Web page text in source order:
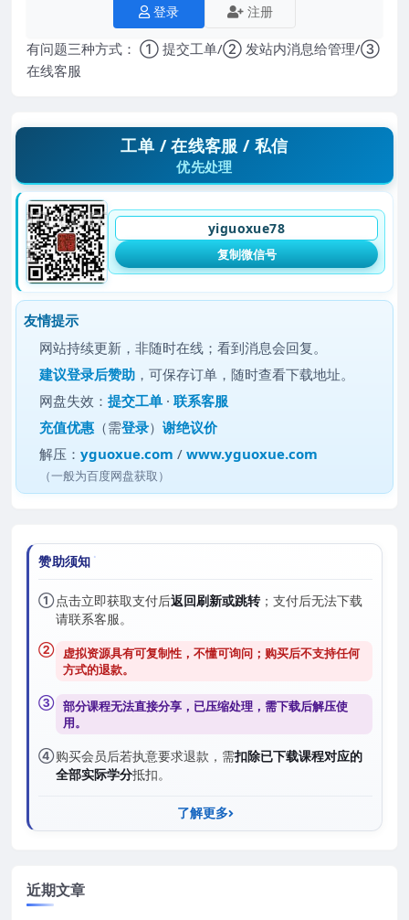
登录 注册
有问题三种方式： ① 提交工单/② 发站内消息给管理/③
在线客服
工单 / 在线客服 / 私信
优先处理
yiguoxue78
复制微信号
友情提示
网站持续更新，非随时在线；看到消息会回复。
建议登录后赞助 ，可保存订单，随时查看下载地址。
网盘失效：提交工单 ·联系客服
充值优惠 （需登录）谢绝议价
解压：yguoxue.com /www.yguoxue.com
（一般为百度网盘获取）
赞助须知
①点击立即获取支付后返回刷新或跳转；支付后无法下载
请联系客服。
② 虚拟资源具有可复制性，不懂可询问；购买后不支持任何
方式的退款。
③ 部分课程无法直接分享，已压缩处理，需下载后解压使
用。
④购买会员后若执意要求退款，需扣除已下载课程对应的
全部实际学分抵扣。
了解更多
近期文章